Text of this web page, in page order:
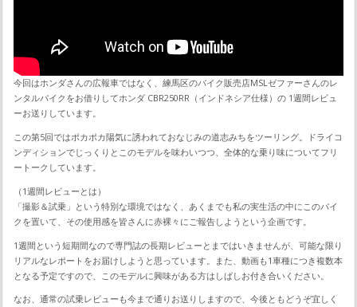
今回はホンダさんの広報車ではなく、練馬区のバイク販売店MSLゼファーさんのレ
ンタルバイクをお借りしてホンダ CBR250RR（インドネシア仕様）の 1週間レビュ
ーお送りしています。
この第5回ではポカポカ陽気に誘われておなじみの道志みちをツーリング。ドライコ
ンディションでじっくりとこのモデルを味わいつつ、全体的な乗り味についてフリ
ートークしています。
（1週間レビューとは）
「撮影＆試乗」という特別な環境ではなく、あくまでも私の実生活の中にこのバイ
クを置いて、その使用感を皆さんに赤裸々にご報告しようという企画です。
1週間という短期間なので専門誌の長期レビューとまではいきませんが、可能な限り
リアルなレポートをお届けしようと思っています。また、動画も1車種につき複数本
となる予定ですので、このモデルに興味がある方はしばしお付き合いください。
なお、通常の試乗レビューも今まで通りお送りしますので、今後ともどうぞ宜しく